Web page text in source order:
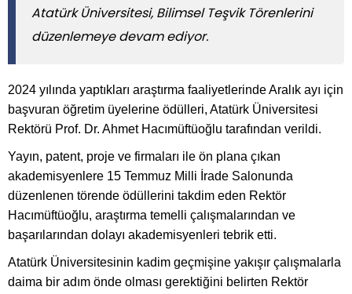
Atatürk Üniversitesi, Bilimsel Teşvik Törenlerini
düzenlemeye devam ediyor.
2024 yılında yaptıkları araştırma faaliyetlerinde Aralık ayı için
başvuran öğretim üyelerine ödülleri, Atatürk Üniversitesi
Rektörü Prof. Dr. Ahmet Hacımüftüoğlu tarafından verildi.
Yayın, patent, proje ve firmaları ile ön plana çıkan
akademisyenlere 15 Temmuz Milli İrade Salonunda
düzenlenen törende ödüllerini takdim eden Rektör
Hacımüftüoğlu, araştırma temelli çalışmalarından ve
başarılarından dolayı akademisyenleri tebrik etti.
Atatürk Üniversitesinin kadim geçmişine yakışır çalışmalarla
daima bir adım önde olması gerektiğini belirten Rektör